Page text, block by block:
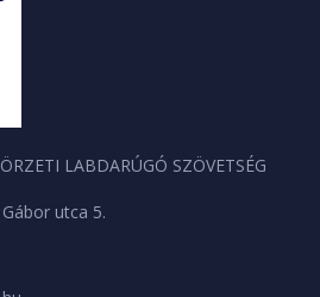
LABDARÚGÓ SZÖVETSÉG
utca 5.